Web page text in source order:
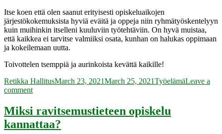
Itse koen että olen saanut erityisesti opiskeluaikojen
järjestökokemuksista hyviä eväitä ja oppeja niin ryhmätyöskentelyyn
kuin muihinkin itselleni kuuluviin työtehtäviin. On hyvä muistaa,
että kaikkea ei tarvitse valmiiksi osata, kunhan on halukas oppimaan
ja kokeilemaan uutta.
Toivottelen tsemppiä ja aurinkoista kevättä kaikille!
Author
Retikka HallitusPosted
March 23, 2021March 25, 2021Categories
TyöelämäLeave a
commenton
Verman
Miksi ravitsemustieteen opiskelu
kannattaa?